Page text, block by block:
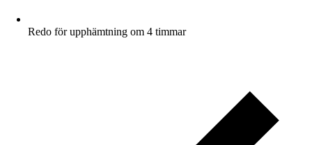
Redo för upphämtning om 4 timmar